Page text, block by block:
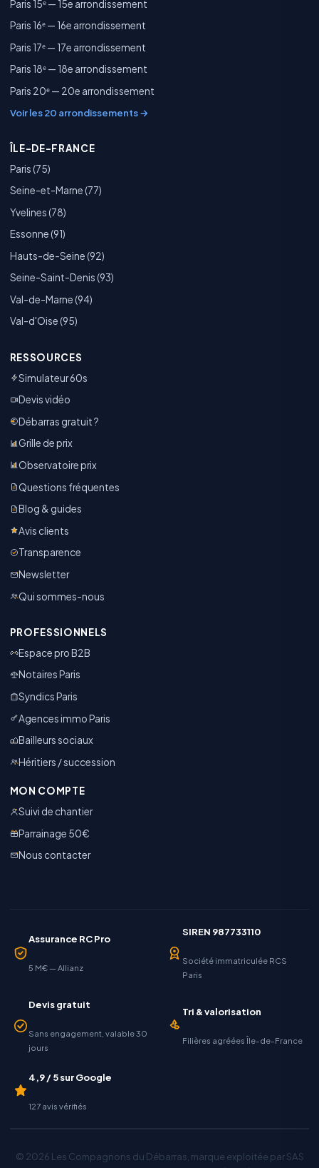
Paris 15ᵉ — 15e arrondissement
Paris 16ᵉ — 16e arrondissement
Paris 17ᵉ — 17e arrondissement
Paris 18ᵉ — 18e arrondissement
Paris 20ᵉ — 20e arrondissement
Voir les 20 arrondissements →
ÎLE-DE-FRANCE
Paris (75)
Seine-et-Marne (77)
Yvelines (78)
Essonne (91)
Hauts-de-Seine (92)
Seine-Saint-Denis (93)
Val-de-Marne (94)
Val-d'Oise (95)
RESSOURCES
Simulateur 60s
Devis vidéo
Débarras gratuit ?
Grille de prix
Observatoire prix
Questions fréquentes
Blog & guides
Avis clients
Transparence
Newsletter
Qui sommes-nous
PROFESSIONNELS
Espace pro B2B
Notaires Paris
Syndics Paris
Agences immo Paris
Bailleurs sociaux
Héritiers / succession
MON COMPTE
Suivi de chantier
Parrainage 50€
Nous contacter
Assurance RC Pro
5 M€ — Allianz
SIREN 987733110
Société immatriculée RCS
Paris
Devis gratuit
Sans engagement, valable 30
jours
Tri & valorisation
Filières agréées Île-de-France
4,9 / 5 sur Google
127 avis vérifiés
© 2026 Les Compagnons du Débarras, marque exploitée par SAS